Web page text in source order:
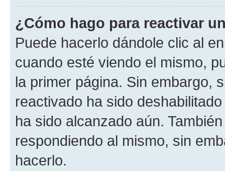
¿Cómo hago para reactivar
Puede hacerlo dándole clic al
cuando esté viendo el mismo,
la primer página. Sin embargo,
reactivado ha sido
ha sido alcanzado aún.
respondiendo al mismo, sin
hacerlo.